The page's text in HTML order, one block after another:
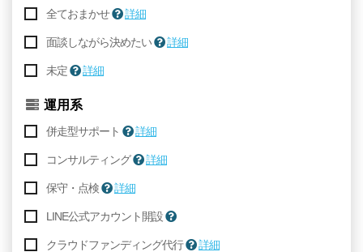
全ておまかせ 詳細
面談しながら決めたい 詳細
未定 詳細
運用系
併走型サポート 詳細
コンサルティング 詳細
保守・点検 詳細
LINE公式アカウント開設
クラウドファンディング代行 詳細